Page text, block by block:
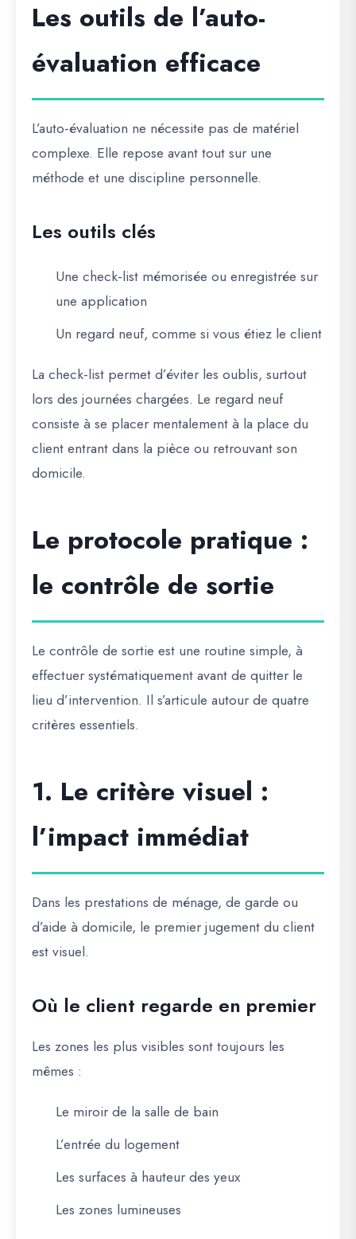
Les outils de l’auto-
évaluation efficace
L’auto-évaluation ne nécessite pas de matériel
complexe. Elle repose avant tout sur une
méthode et une discipline personnelle.
Les outils clés
Une check-list mémorisée ou enregistrée sur
une application
Un regard neuf, comme si vous étiez le client
La check-list permet d’éviter les oublis, surtout
lors des journées chargées. Le regard neuf
consiste à se placer mentalement à la place du
client entrant dans la pièce ou retrouvant son
domicile.
Le protocole pratique :
le contrôle de sortie
Le contrôle de sortie est une routine simple, à
effectuer systématiquement avant de quitter le
lieu d’intervention. Il s’articule autour de quatre
critères essentiels.
1. Le critère visuel :
l’impact immédiat
Dans les prestations de ménage, de garde ou
d’aide à domicile, le premier jugement du client
est visuel.
Où le client regarde en premier
Les zones les plus visibles sont toujours les
mêmes :
Le miroir de la salle de bain
L’entrée du logement
Les surfaces à hauteur des yeux
Les zones lumineuses